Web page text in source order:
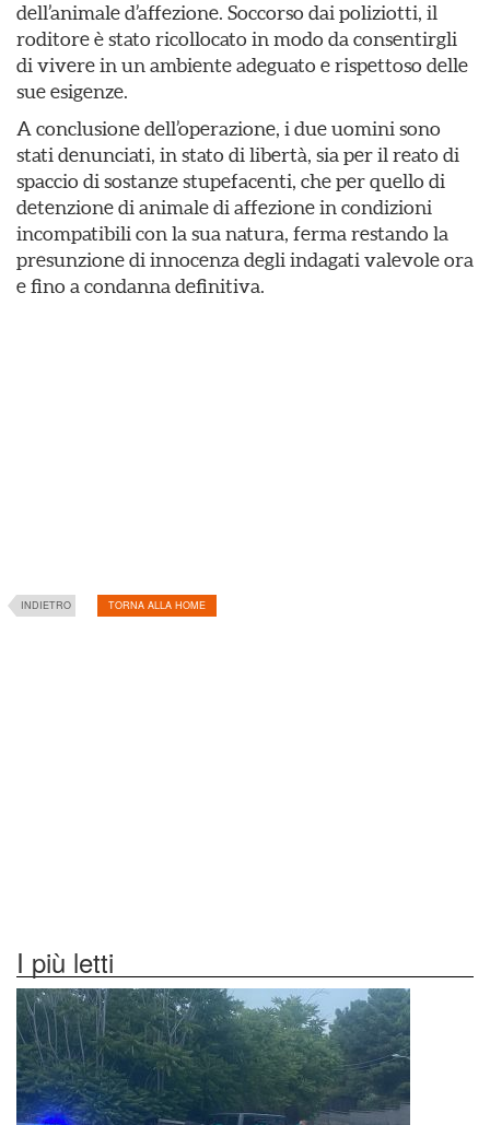
dell’animale d’affezione. Soccorso dai poliziotti, il
roditore è stato ricollocato in modo da consentirgli
di vivere in un ambiente adeguato e rispettoso delle
sue esigenze.
A conclusione dell’operazione, i due uomini sono
stati denunciati, in stato di libertà, sia per il reato di
spaccio di sostanze stupefacenti, che per quello di
detenzione di animale di affezione in condizioni
incompatibili con la sua natura, ferma restando la
presunzione di innocenza degli indagati valevole ora
e fino a condanna definitiva.
INDIETRO TORNA ALLA HOME
I più letti